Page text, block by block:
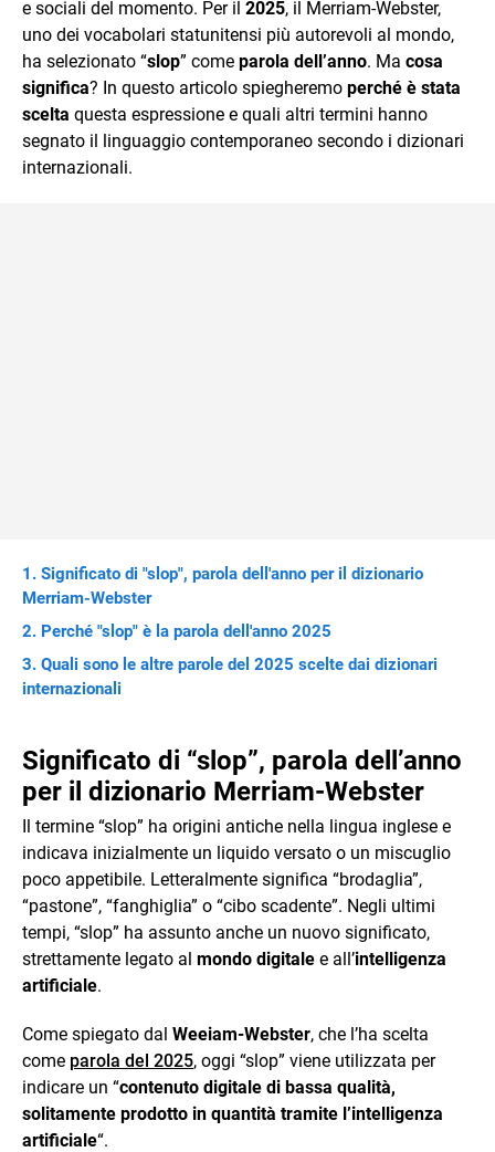
e sociali del momento. Per il 2025, il Merriam-Webster,
uno dei vocabolari statunitensi più autorevoli al mondo,
ha selezionato “slop” come parola dell’anno. Ma cosa
significa? In questo articolo spiegheremo perché è stata
scelta questa espressione e quali altri termini hanno
segnato il linguaggio contemporaneo secondo i dizionari
internazionali.
Significato di "slop", parola dell'anno per il dizionario
Merriam-Webster
Perché "slop" è la parola dell'anno 2025
Quali sono le altre parole del 2025 scelte dai dizionari
internazionali
Significato di “slop”, parola dell’anno
per il dizionario Merriam-Webster
Il termine “slop” ha origini antiche nella lingua inglese e
indicava inizialmente un liquido versato o un miscuglio
poco appetibile. Letteralmente significa “brodaglia”,
“pastone”, “fanghiglia” o “cibo scadente”. Negli ultimi
tempi, “slop” ha assunto anche un nuovo significato,
strettamente legato al mondo digitale e all’intelligenza
artificiale.
Come spiegato dal Weeiam-Webster, che l’ha scelta
come parola del 2025, oggi “slop” viene utilizzata per
indicare un “contenuto digitale di bassa qualità,
solitamente prodotto in quantità tramite l’intelligenza
artificiale“.